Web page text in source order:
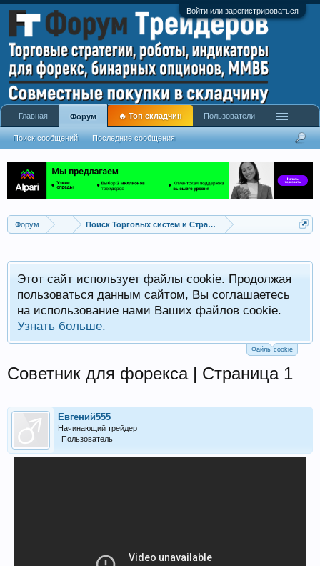
Войти или зарегистрироваться
Форум Поиск Торговых систем и Стратегий
Этот сайт использует файлы cookie. Продолжая
пользоваться данным сайтом, Вы соглашаетесь
на использование нами Ваших файлов cookie.
Узнать больше.
Файлы cookie
Советник для форекса | Страница 1
Евгений555
Начинающий трейдер
Пользователь
Главная Форум
Поиск сообщений Последние сообщения
🔥 Топ складчин Пользователи